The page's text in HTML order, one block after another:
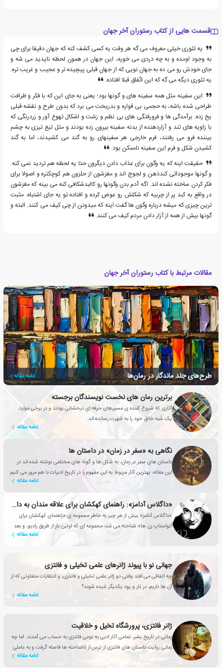
قسمت هایی از کتاب رستوران آخر جهان
یه تئوری خیلی معروف می گه هر وقت یه کسی کشف کنه که جهان دقیقا برای چی
به وجود اومده و به چه دردی می خوره، این جهان در همون لحظه ناپدید می شه و
جای خودش رو می ده به جهان نویی که از جهان قبلی پیچیده تر و عجیب و غریب تره.
یه تئوری دیگه می گه که این اتّفاق قبلا افتاده.
این سفینه مثل همه سفینه های و گونها بود؛ یعنی به جای این که با فکر و ظرافت
طراحی شده باشه، به حجمی بی قواره و بدریخت می برد که بدون طرح و نقشه قبلی
یخ زده. برآمدگی ها و فرورفتگی های بی نظم و زشت و اشکال تهوع آور و زردرنگی که
با زاویه های تند و آزاردهنده از بدنه سفینه بیرون زده بودند و مثل تیغ تیزی به چشم
بیننده فرو می رفتند، فرم خارجی هر سفینهای رو به گند می کشیدند، اما به گند
کشیدن شکل و فرم این سفینه ناممکن بود.
حقیقت اینه که یه وگون برای عذاب دادن دیگرون حتا یه لحظه هم تردید نمی کنه.
و گونها موجوداتی کندذهن و لجوج اند و مغزشون از حلزون هم کوچکتره و اصولا برای
فکر کردن ساخته نشده اند. اگه آدم بدن وگونها رو کالبدشکافی کنه می بینه که مغزشون
در واقع به کبد پر از چربیه که شکلش رو عوض کرده و افتاده تو یه جای اشتباه. مثبت
ترین چیزی که میشه درباره وگون ها گفت اینه که میدونن از چی کیف می کنند. البته و
گونها بیش از همه از آزار دادن مردم کیف می کنند.
مقالات مرتبط با کتاب رستوران آخر جهان
طرح‌های جلد ماندگار در رمان‌ها ادامه مقاله
برترین رمان های نخست نویسندگان برجسته
آثاری که شروع کننده ی مسیرهای حرفه ایِ درخشانی بودند و در برخی موارد،
یک شَبه خالق خود را به شهرت رسانده اند.
ادامه مقاله
نگاهی به «سفر در زمان» در داستان ها
داستان های سفر در زمان، به شکل ها و گونه های مختلفی نوشته شده اند در
این مقاله، بهترین آثار مربوط به این مفهوم را در تاریخ ادبیات با هم مرور می کنیم
ادامه مقاله
«داگلاس آدامز»: راهنمای کهکشان برای علاقه مندان به داستان ها
«داگلاس آدامز» بیش از هر چیز به خاطر مجموعه ی «راهنمای کهکشان برای
اتواستاپ زن ها» شناخته می شد؛ مجموعه ای که اولین بار از طریق رادیو، و بعد
ادامه مقاله
جهانی نو با پیوند ژانرهای علمی تخیلی و فانتزی
چه اتفاقی می افتد وقتی دو ژانر علمی تخیلی و فانتزی، و انتظارات متفاوتی که از
آن ها داریم، در تار و پود یکدیگر تنیده شوند؟
ادامه مقاله
ژانر فانتزی، پرورشگاه تخیل و خلاقیت
زمانی در تاریخ بشر، تمامی آثار ادبی به نوعی فانتزی به حساب می آمدند. اما چه
زمانی روایت داستان های فانتزی از ترس از ناشناخته ها فاصله گرفت و به عاملی
ادامه مقاله